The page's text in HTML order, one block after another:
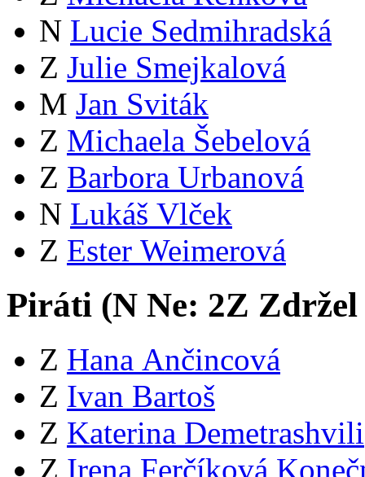
N Lucie Sedmihradská
Z Julie Smejkalová
M Jan Sviták
Z Michaela Šebelová
Z Barbora Urbanová
N Lukáš Vlček
Z Ester Weimerová
Piráti (N Ne: 2Z
Z Hana Ančincová
Z Ivan Bartoš
Z Katerina Demetrashvili
Z Irena Ferčíková